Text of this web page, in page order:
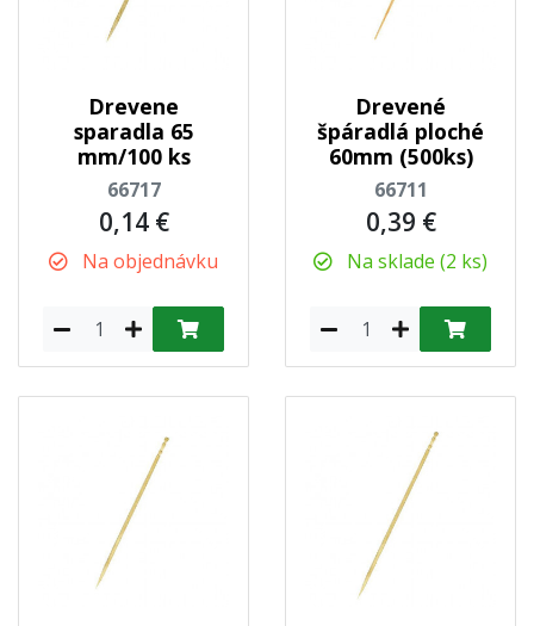
Drevene
sparadla 65
mm/100 ks
66717
0,14 €
Na objednávku
Drevené
špáradlá ploché
60mm (500ks)
66711
0,39 €
Na sklade (2 ks)